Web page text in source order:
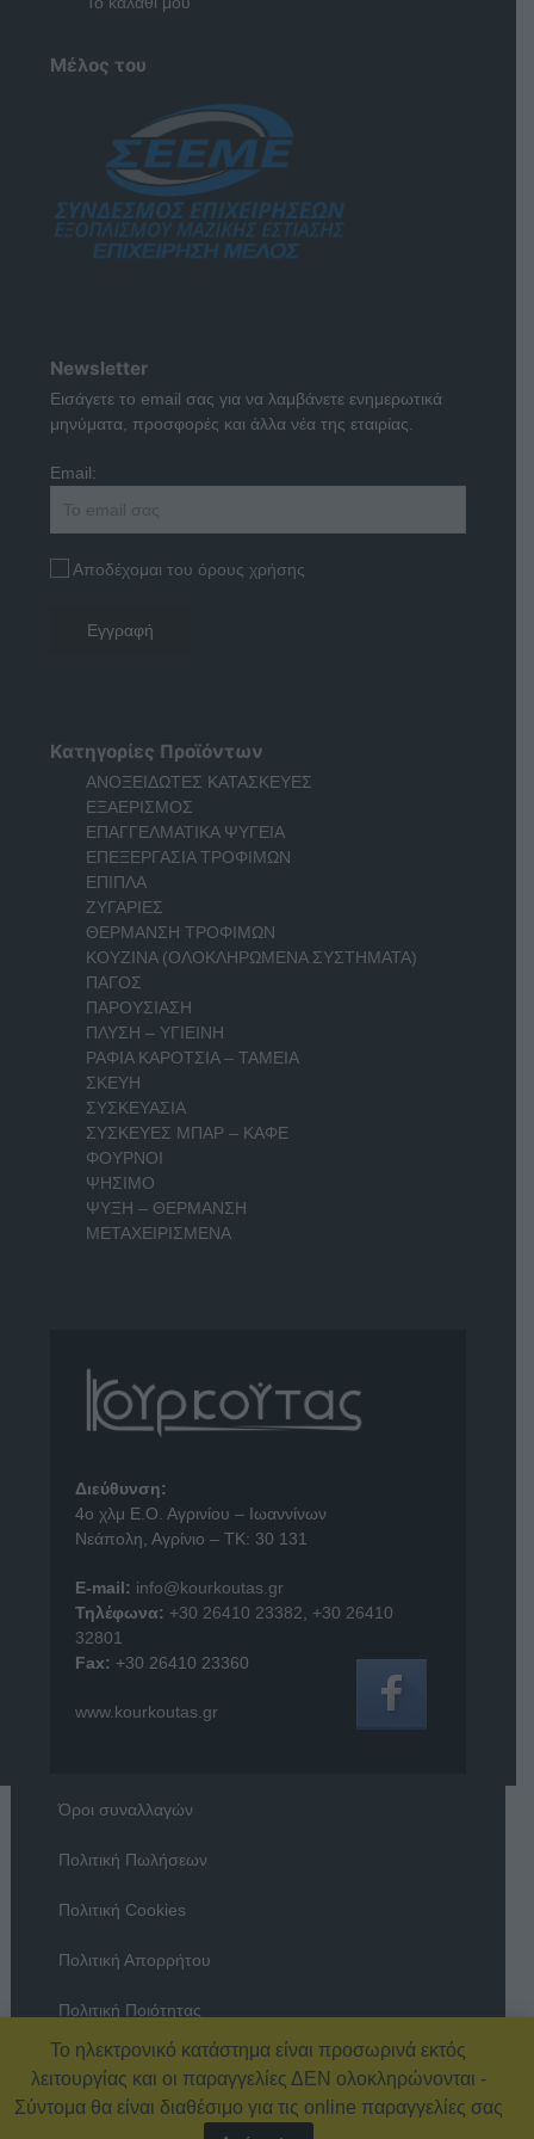
Μέλος του
Newsletter
Εισάγετε το email σας για να λαμβάνετε ενημερωτικά
μηνύματα, προσφορές και άλλα νέα της εταιρίας.
Email:
Αποδέχομαι του όρους χρήσης
Κατηγορίες Προϊόντων
ΑΝΟΞΕΙΔΩΤΕΣ ΚΑΤΑΣΚΕΥΕΣ
ΕΞΑΕΡΙΣΜΟΣ
ΕΠΑΓΓΕΛΜΑΤΙΚΑ ΨΥΓΕΙΑ
ΕΠΕΞΕΡΓΑΣΙΑ ΤΡΟΦΙΜΩΝ
ΕΠΙΠΛΑ
ΖΥΓΑΡΙΕΣ
ΘΕΡΜΑΝΣΗ ΤΡΟΦΙΜΩΝ
ΚΟΥΖΙΝΑ (ΟΛΟΚΛΗΡΩΜΕΝΑ ΣΥΣΤΗΜΑΤΑ)
ΠΑΓΟΣ
ΠΑΡΟΥΣΙΑΣΗ
ΠΛΥΣΗ – ΥΓΙΕΙΝΗ
ΡΑΦΙΑ ΚΑΡΟΤΣΙΑ – ΤΑΜΕΙΑ
ΣΚΕΥΗ
ΣΥΣΚΕΥΑΣΙΑ
ΣΥΣΚΕΥΕΣ ΜΠΑΡ – ΚΑΦΕ
ΦΟΥΡΝΟΙ
ΨΗΣΙΜΟ
ΨΥΞΗ – ΘΕΡΜΑΝΣΗ
ΜΕΤΑΧΕΙΡΙΣΜΕΝΑ
Διεύθυνση:
4o χλμ Ε.Ο. Αγρινίου – Ιωαννίνων
Νεάπολη, Αγρίνιο – ΤΚ: 30 131
E-mail: info@kourkoutas.gr
Τηλέφωνα: +30 26410 23382
+30 26410
32801
Fax: +30 26410 23360
www.kourkoutas.gr
Όροι συναλλαγών
Πολιτική Πωλήσεων
Πολιτική Cookies
Πολιτική Απορρήτου
Πολιτική Ποιότητας
Όροι χρήσης
Το ηλεκτρονικό κατάστημα είναι προσωρινά εκτός
λειτουργίας και οι παραγγελίες ΔΕΝ ολοκληρώνονται -
Σύντομα θα είναι διαθέσιμο για τις online παραγγελίες σας